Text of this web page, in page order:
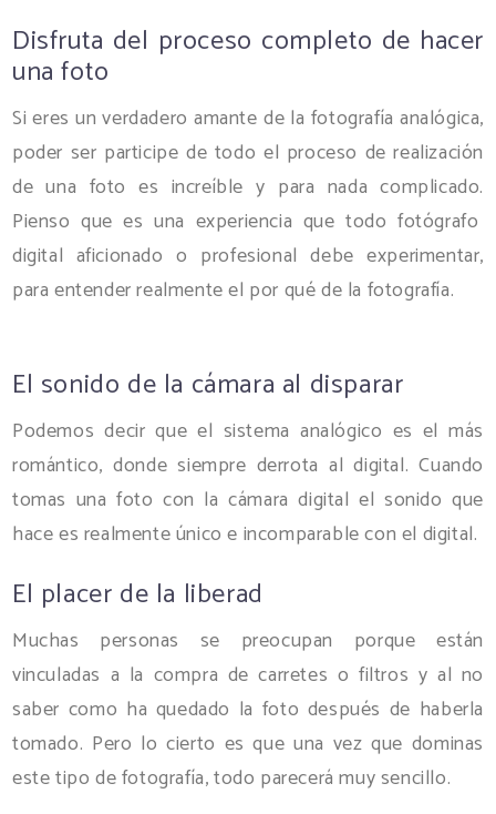
Disfruta del proceso completo de hacer
una foto
Si eres un verdadero amante de la fotografía analógica,
poder ser participe de todo el proceso de realización
de una foto es increíble y para nada complicado.
Pienso que es una experiencia que todo fotógrafo
digital aficionado o profesional debe experimentar,
para entender realmente el por qué de la fotografía.
El sonido de la cámara al disparar
Podemos decir que el sistema analógico es el más
romántico, donde siempre derrota al digital. Cuando
tomas una foto con la cámara digital el sonido que
hace es realmente único e incomparable con el digital.
El placer de la liberad
Muchas personas se preocupan porque están
vinculadas a la compra de carretes o filtros y al no
saber como ha quedado la foto después de haberla
tomado. Pero lo cierto es que una vez que dominas
este tipo de fotografía, todo parecerá muy sencillo.